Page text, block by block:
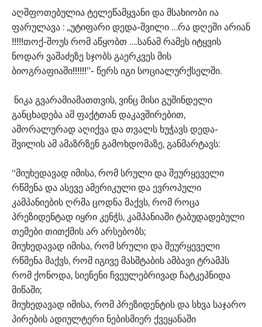
აღშფოთებულია ტელეწამყვანი და მსახიობი ია
ფარულავა : ,,უტიფარი დედა-შვილი …რა დღეში არიან
!!!!!თოქ-შოუს რომ აწყობთ ….სანამ რამეს იტყვის
ნოდარ ვაშაძეზე სჯობს გაერკვეს მის
ბიოგრაფიაში!!!!!!”- წერს იგი სოციალურქსელში.
ნიკა გვარამიამათთვის, ვინც მისი გუშინდელი
განცხადება ამ ფაქტთან დაკავშირებით,
ამორალურად აღიქვა და თვალს ხუჭავს დედა-
შვილის ამ ამაზრზენ გამოხდომაზე, განმარტავს:
“მიუხედავად იმისა, რომ სრული და შეურყეველი
რწმენა და ასევე ამერიკული და ევროპული
კამპანიების ღრმა ცოდნა მაქვს, რომ როცა
პრეზიდენტად იყრი კენჭს, კამპანიაში ტაბუდადებული
თემები თითქმის არ არსებობს;
მიუხედავად იმისა, რომ სრული და შეურყეველი
რწმენა მაქვს, რომ იგივე მასშტაბის ამბავი ტრამპს
რომ ქონოდა, სიენენი ჩვეულებრივად ჩატკეპნიდა
მიწაში;
მიუხედავად იმისა, რომ პრეზიდენტის და სხვა საჯარო
პირების ადიულტერი ნებისმიერ ქვეყანაში